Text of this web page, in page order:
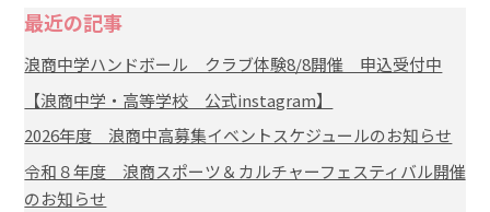
最近の記事
浪商中学ハンドボール クラブ体験8/8開催 申込受付中
【浪商中学・高等学校 公式instagram】
2026年度 浪商中高募集イベントスケジュールのお知らせ
令和８年度 浪商スポーツ＆カルチャーフェスティバル開催
のお知らせ